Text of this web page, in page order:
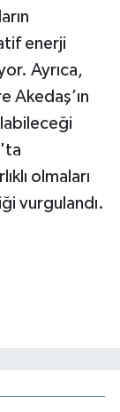
enerji
Ayrıca,
Akedaş’ın
olmaları
vurgulandı.